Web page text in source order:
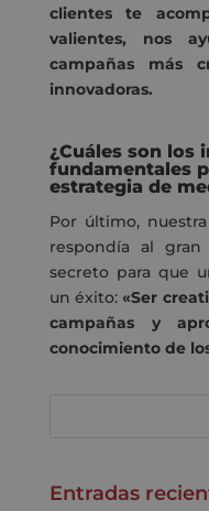
clientes te
valientes, nos
campañas más
innovadoras.
¿Cuáles son los
fundamentales
estrategia de
Por último,
respondía al
secreto para que
un éxito:«Ser
campañas y
conocimiento de
Entradas